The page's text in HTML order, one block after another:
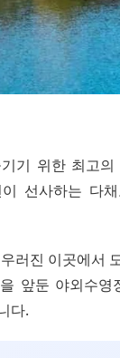
기 위한 최고
선사하는 다
러진 이곳에서
앞둔 야외수
다.